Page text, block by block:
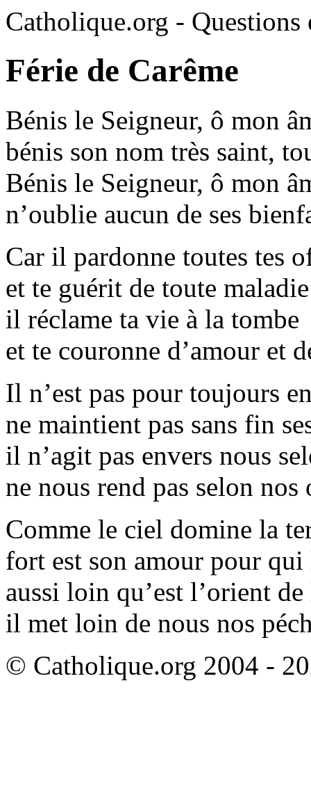
Catholique.org - Questions
Férie de Carême
Bénis le Seigneur, ô mon
bénis son nom très saint,
Bénis le Seigneur, ô mon
n’oublie aucun de ses
Car il pardonne toutes tes
et te guérit de toute
il réclame ta vie à la tombe
et te couronne d’amour et
Il n’est pas pour toujours
ne maintient pas sans fin
il n’agit pas envers nous
ne nous rend pas selon nos
Comme le ciel domine la
fort est son amour pour
aussi loin qu’est l’orient
il met loin de nous nos
© Catholique.org 2004 -